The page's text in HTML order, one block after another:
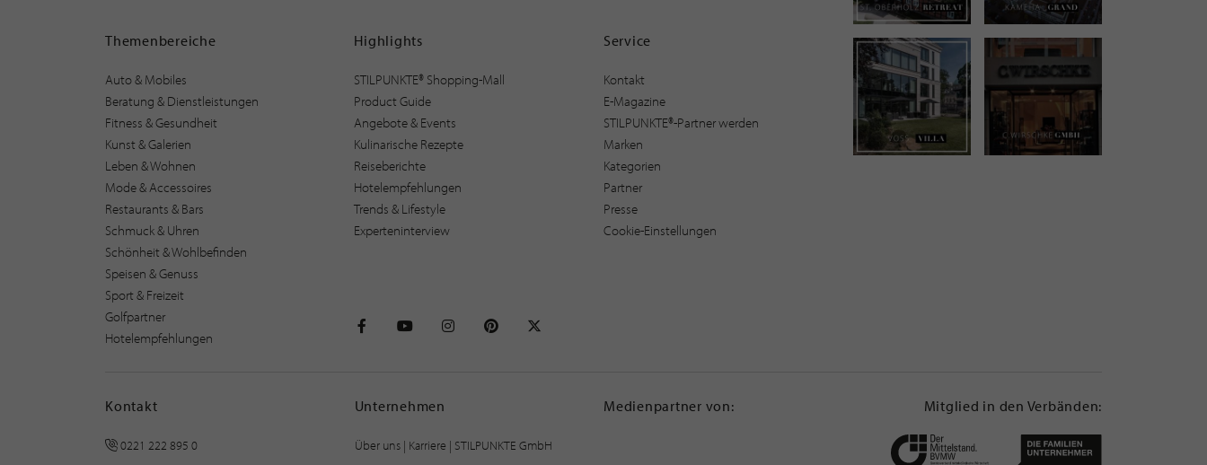
Themenbereiche
Auto & Mobiles
Beratung & Dienstleistungen
Fitness & Gesundheit
Kunst & Galerien
Leben & Wohnen
Mode & Accessoires
Restaurants & Bars
Schmuck & Uhren
Schönheit & Wohlbefinden
Speisen & Genuss
Sport & Freizeit
Golfpartner
Hotelempfehlungen
Highlights
STILPUNKTE® Shopping-Mall
Product Guide
Angebote & Events
Kulinarische Rezepte
Reiseberichte
Hotelempfehlungen
Trends & Lifestyle
Experteninterview
Service
Kontakt
E-Magazine
STILPUNKTE®-Partner werden
Marken
Kategorien
Partner
Presse
Cookie-Einstellungen
Kontakt
0221 222 895 0
Unternehmen
Über uns| Karriere | STILPUNKTE GmbH
Medienpartner von: Mitglied in den Verbänden: